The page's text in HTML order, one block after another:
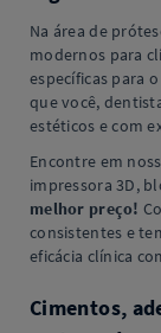
Na área de
modernos para
específicas para
que você,
estéticos e com
Encontre em
impressora 3D,
melhor preço!
consistentes e
eficácia clínica
Cimentos,